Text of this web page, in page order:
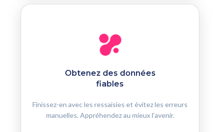
Obtenez des données
fiables
Finissez-en avec les ressaisies et évitez les erreurs
manuelles. Appréhendez au mieux l’avenir.